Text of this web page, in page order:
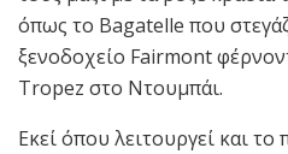
όπως το Bagatelle που
ξενοδοχείο Fairmont
Tropez στο Ντουμπάι.
Εκεί όπου λειτουργεί και